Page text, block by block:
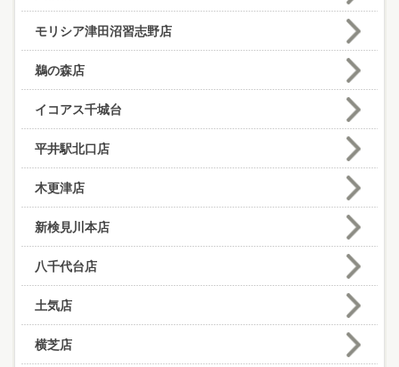
モリシア津田沼習志野店
鵜の森店
イコアス千城台
平井駅北口店
木更津店
新検見川本店
八千代台店
土気店
横芝店